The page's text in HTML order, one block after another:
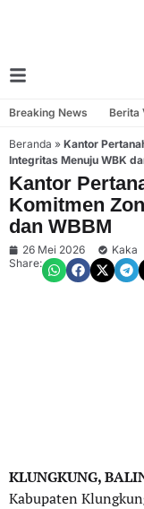
Breaking News Berita
Beranda » Kantor
Integritas Menuju WBK
Kantor
Komitmen
dan WBBM
26 Mei 2026
Kaka
Share:
KLUNGKUNG,
Kabupaten